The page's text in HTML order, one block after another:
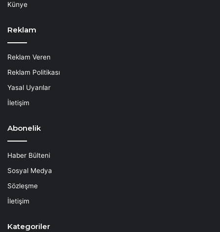
Künye
Reklam
Reklam Veren
Reklam Politikası
Yasal Uyarılar
İletişim
Abonelik
Haber Bülteni
Sosyal Medya
Sözleşme
İletişim
Kategoriler